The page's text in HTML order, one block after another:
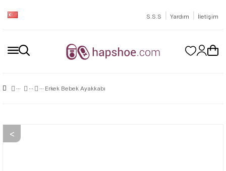
S.S.S | Yardım | İletişim
Erkek Bebek Ayakkabı